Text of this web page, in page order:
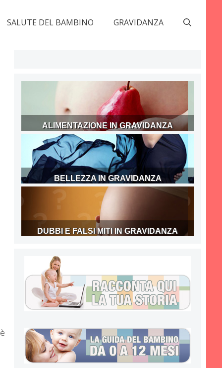
SALUTE DEL BAMBINO GRAVIDANZA
ALIMENTAZIONE IN GRAVIDANZA
BELLEZZA IN GRAVIDANZA
DUBBI E FALSI MITI IN GRAVIDANZA